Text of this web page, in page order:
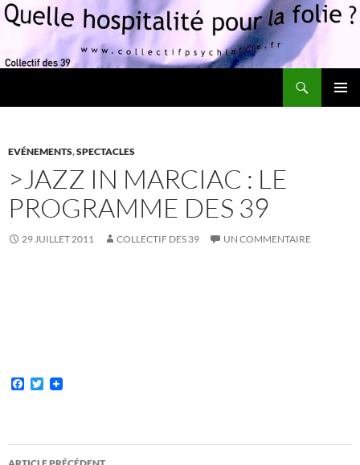
EVÉNEMENTS,SPECTACLES
>JAZZ IN MARCIAC : LE
PROGRAMME DES 39
29 JUILLET 2011 COLLECTIF DES 39 UN COMMENTAIRE
F
o
o
T
e
r
Navigation